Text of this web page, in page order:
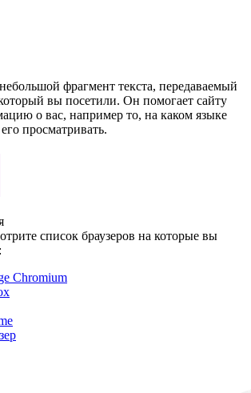
фрагмент текста, передава­емый
вы посетили. Он помо­гает сайту
о вас, например то, на каком языке
просматривать.
список браузеров на которые вы
Chromium